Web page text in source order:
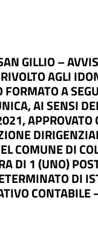
GILLIO –
AGLI
FORMATO A
AI SENSI
APPROVATO
COMUNE DI
DI 1 (UNO)
DI
CONTABILE